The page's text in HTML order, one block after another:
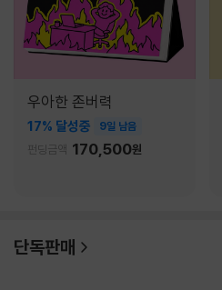
우아한 존버력
17% 달성중 9일 남음
펀딩금액 170,500원
단독판매